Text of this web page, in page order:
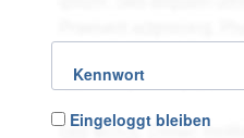
Kennwort
Eingeloggt bleiben